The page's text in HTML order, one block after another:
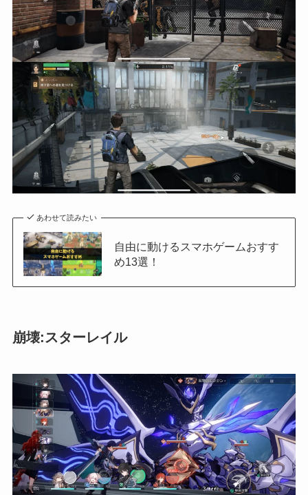
あわせて読みたい
自由に動けるスマホゲームおすす
め13選！
崩壊:スターレイル